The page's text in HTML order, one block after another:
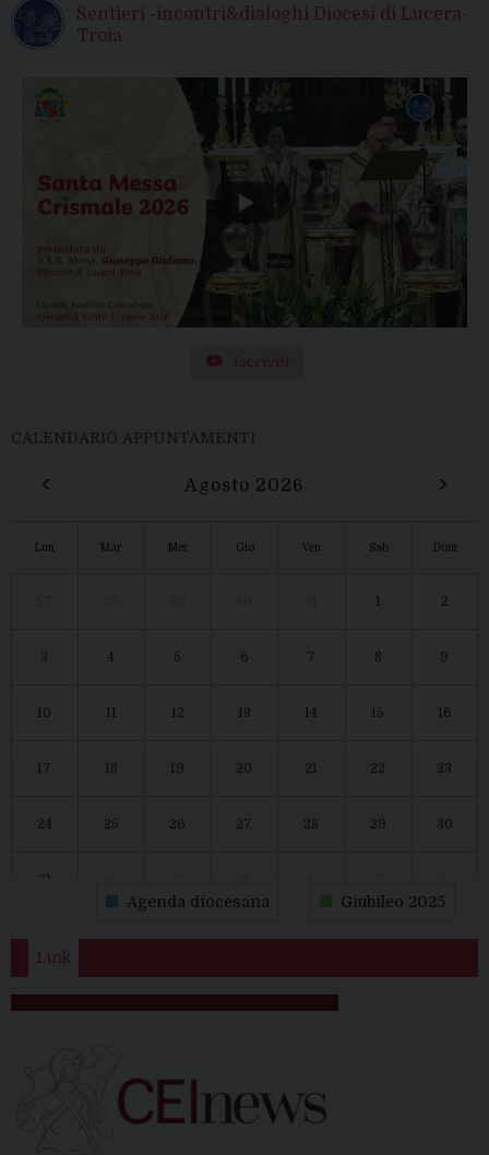
Sentieri -incontri&dialoghi Diocesi di Lucera-
Troia
Iscriviti
CALENDARIO APPUNTAMENTI
‹ Agosto 2026 ›
Lun Mar Mer Gio Ven Sab Dom
2
3 4 5 6 7 8 9
10 12 13 14 15 16
17 18 19 20 21 22 23
24 25 26 27 28 29 30
31
Agenda diocesana Giubileo 2025
Link